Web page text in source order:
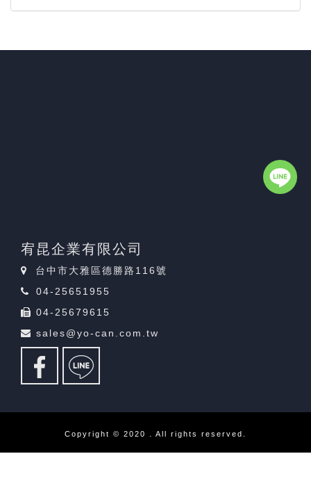
宥昆企業有限公司
台中市大雅區德勝路116號
04-25651955
04-25679615
sales@yo-can.com.tw
Copyright © 2020 . All rights reserved.